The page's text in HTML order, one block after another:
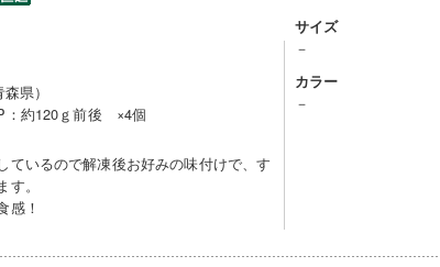
県）
：約120ｇ前後 ×4個
ているので解凍後お好みの味付けで、す
。
感！
サイズ
－
カラー
－